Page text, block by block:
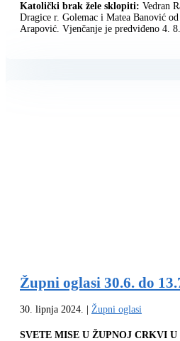
Katolički brak žele sklopiti: Vedran
Dragice r. Golemac i Matea Banović
Arapović. Vjenčanje je predviđeno 4.
Župni oglasi 30.6. do
30. lipnja 2024. Župni oglasi
SVETE MISE U ŽUPNOJ CRKVI U